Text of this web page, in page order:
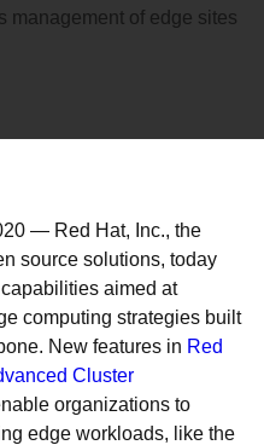
management of edge sites
— Red Hat, Inc., the
source solutions, today
aimed at
computing strategies built
New features in Red
Cluster
organizations to
edge workloads, like the